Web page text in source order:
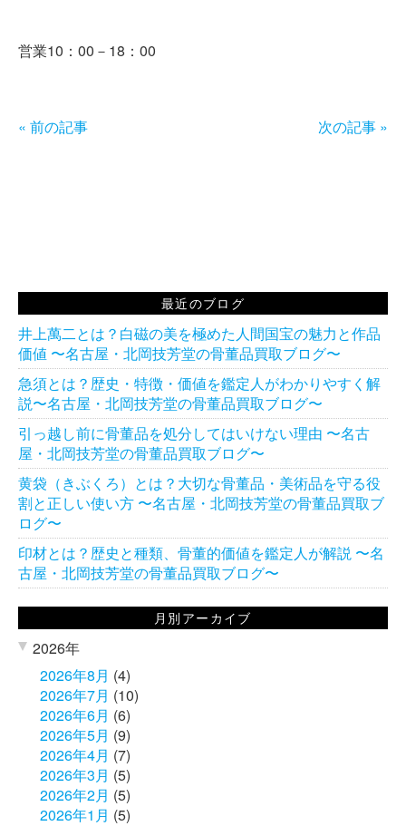
営業10：00－18：00
« 前の記事 次の記事 »
最近のブログ
井上萬二とは？白磁の美を極めた人間国宝の魅力と作品
価値 〜名古屋・北岡技芳堂の骨董品買取ブログ〜
急須とは？歴史・特徴・価値を鑑定人がわかりやすく解
説〜名古屋・北岡技芳堂の骨董品買取ブログ〜
引っ越し前に骨董品を処分してはいけない理由 〜名古
屋・北岡技芳堂の骨董品買取ブログ〜
黄袋（きぶくろ）とは？大切な骨董品・美術品を守る役
割と正しい使い方 〜名古屋・北岡技芳堂の骨董品買取ブ
ログ〜
印材とは？歴史と種類、骨董的価値を鑑定人が解説 〜名
古屋・北岡技芳堂の骨董品買取ブログ〜
月別アーカイブ
2026年
2026年8月 (4)
2026年7月 (10)
2026年6月 (6)
2026年5月 (9)
2026年4月 (7)
2026年3月 (5)
2026年2月 (5)
2026年1月 (5)